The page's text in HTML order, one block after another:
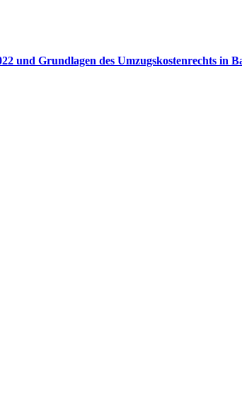
und Grundlagen des Umzugskostenrechts in